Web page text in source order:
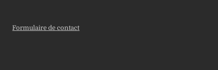
Formulaire de contact